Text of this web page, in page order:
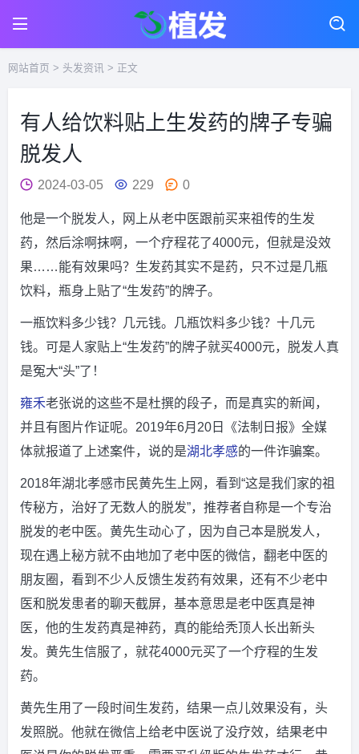
网站首页 > 头发资讯 > 正文
有人给饮料贴上生发药的牌子专骗
脱发人
2024-03-05 229 0
他是一个脱发人，网上从老中医跟前买来祖传的生发
药，然后涂啊抹啊，一个疗程花了4000元，但就是没效
果……能有效果吗？生发药其实不是药，只不过是几瓶
饮料，瓶身上贴了“生发药”的牌子。
一瓶饮料多少钱？几元钱。几瓶饮料多少钱？十几元
钱。可是人家贴上“生发药”的牌子就买4000元，脱发人真
是冤大“头”了！
雍禾老张说的这些不是杜撰的段子，而是真实的新闻，
并且有图片作证呢。2019年6月20日《法制日报》全媒
体就报道了上述案件，说的是湖北孝感的一件诈骗案。
2018年湖北孝感市民黄先生上网，看到“这是我们家的祖
传秘方，治好了无数人的脱发”，推荐者自称是一个专治
脱发的老中医。黄先生动心了，因为自己本是脱发人，
现在遇上秘方就不由地加了老中医的微信，翻老中医的
朋友圈，看到不少人反馈生发药有效果，还有不少老中
医和脱发患者的聊天截屏，基本意思是老中医真是神
医，他的生发药真是神药，真的能给秃顶人长出新头
发。黄先生信服了，就花4000元买了一个疗程的生发
药。
黄先生用了一段时间生发药，结果一点儿效果没有，头
发照脱。他就在微信上给老中医说了没疗效，结果老中